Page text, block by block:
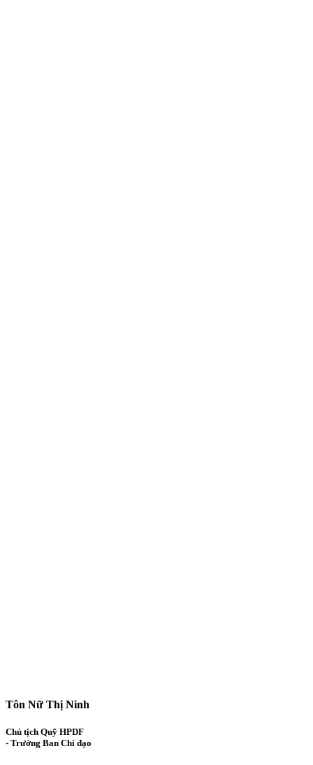
Tôn Nữ Thị Ninh
Chủ tịch Quỹ HPDF
- Trưởng Ban Chỉ đạo